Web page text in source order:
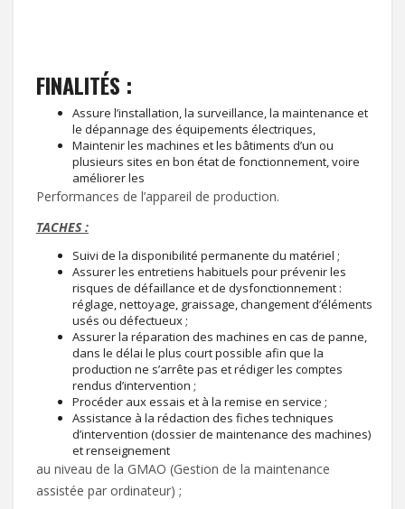
FINALITÉS :
Assure l’installation, la surveillance, la maintenance et
le dépannage des équipements électriques,
Maintenir les machines et les bâtiments d’un ou
plusieurs sites en bon état de fonctionnement, voire
améliorer les
Performances de l’appareil de production.
TACHES :
Suivi de la disponibilité permanente du matériel ;
Assurer les entretiens habituels pour prévenir les
risques de défaillance et de dysfonctionnement :
réglage, nettoyage, graissage, changement d’éléments
usés ou défectueux ;
Assurer la réparation des machines en cas de panne,
dans le délai le plus court possible afin que la
production ne s’arrête pas et rédiger les comptes
rendus d’intervention ;
Procéder aux essais et à la remise en service ;
Assistance à la rédaction des fiches techniques
d’intervention (dossier de maintenance des machines)
et renseignement
au niveau de la GMAO (Gestion de la maintenance
assistée par ordinateur) ;